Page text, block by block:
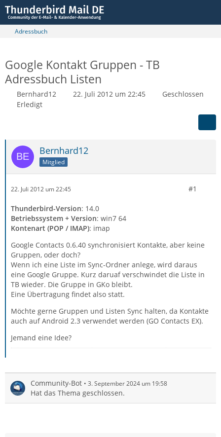
Adressbuch
Google Kontakt Gruppen - TB
Adressbuch Listen
Bernhard12 22. Juli 2012 um 22:45
Geschlossen
Erledigt
Bernhard12
Mitglied
22. Juli 2012 um 22:45 #1
Thunderbird-Version: 14.0
Betriebssystem + Version: win7 64
Kontenart (POP / IMAP): imap
Google Contacts 0.6.40 synchronisiert Kontakte, aber keine
Gruppen, oder doch?
Wenn ich eine Liste im Sync-Ordner anlege, wird daraus
eine Google Gruppe. Kurz daruaf verschwindet die Liste in
TB wieder. Die Gruppe in GKo bleibt.
Eine Übertragung findet also statt.
Möchte gerne Gruppen und Listen Sync halten, da Kontakte
auch auf Android 2.3 verwendet werden (GO Contacts EX).
Jemand eine Idee?
Community-Bot 3. September 2024 um 19:58
Hat das Thema geschlossen.